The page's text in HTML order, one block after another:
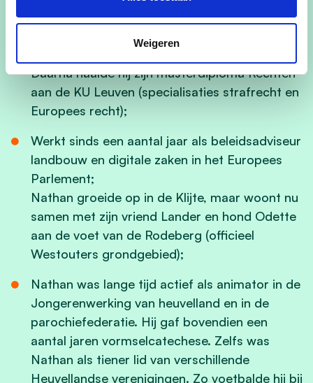
Weigeren
waarna hij naar het college te Poperinge trok.
Daarna haalde hij zijn masterdiploma Rechten
aan de KU Leuven (specialisaties strafrecht en
Europees recht);
Werkt sinds een aantal jaar als beleidsadviseur
landbouw en digitale zaken in het Europees
Parlement;
Nathan groeide op in de Klijte, maar woont nu
samen met zijn vriend Lander en hond Odette
aan de voet van de Rodeberg (officieel
Westouters grondgebied);
Nathan was lange tijd actief als animator in de
Jongerenwerking van heuvelland en in de
parochiefederatie. Hij gaf bovendien een
aantal jaren vormselcatechese. Zelfs was
Nathan als tiener lid van verschillende
Heuvellandse verenigingen. Zo voetbalde hij bij